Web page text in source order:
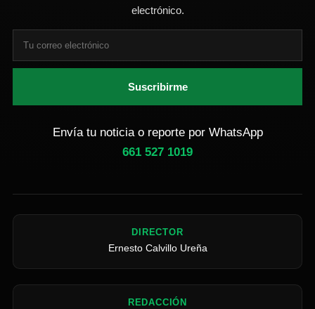
electrónico.
Suscribirme
Envía tu noticia o reporte por WhatsApp
661 527 1019
DIRECTOR
Ernesto Calvillo Ureña
REDACCIÓN